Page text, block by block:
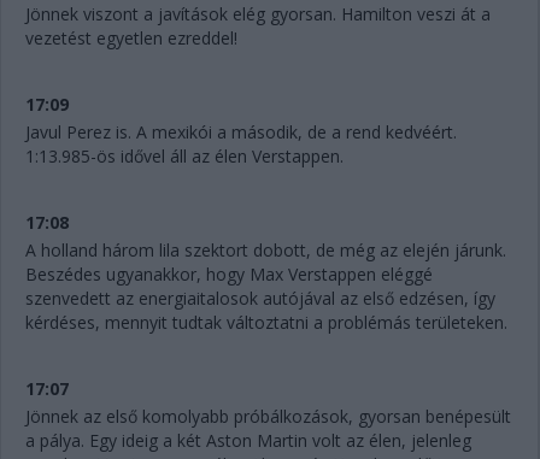
Jönnek viszont a javítások elég gyorsan. Hamilton veszi át a
vezetést egyetlen ezreddel!
17:09
Javul Perez is. A mexikói a második, de a rend kedvéért.
1:13.985-ös idővel áll az élen Verstappen.
17:08
A holland három lila szektort dobott, de még az elején járunk.
Beszédes ugyanakkor, hogy Max Verstappen eléggé
szenvedett az energiaitalosok autójával az első edzésen, így
kérdéses, mennyit tudtak változtatni a problémás területeken.
17:07
Jönnek az első komolyabb próbálkozások, gyorsan benépesült
a pálya. Egy ideig a két Aston Martin volt az élen, jelenleg